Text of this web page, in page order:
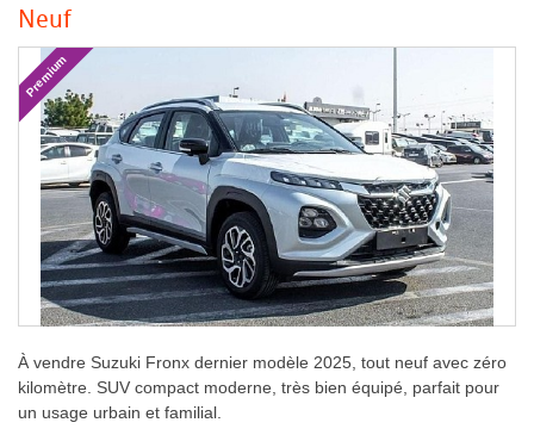
Neuf
Premium
À vendre Suzuki Fronx dernier modèle 2025, tout neuf avec zéro
kilomètre. SUV compact moderne, très bien équipé, parfait pour
un usage urbain et familial.